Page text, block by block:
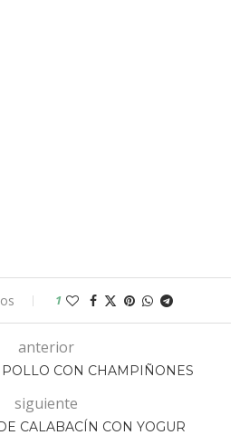
1
anterior
POLLO CON CHAMPIÑONES
siguiente
CALABACÍN CON YOGUR